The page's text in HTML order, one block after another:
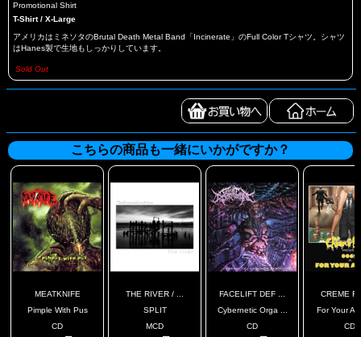
Promotional Shirt
T-Shirt / X-Large
アメリカはミネソタのBrutal Death Metal Band「Incinerate」のFull Color Tシャツ。シャツ
はHanes製で生地もしっかりしています。
Sold Out
こちらの商品も一緒にいかがですか？
MEATKNIFE
Pimple With Pus
CD
THE RIVER / ...
SPLIT
MCD
FACELIFT DEF ...
Cybernetic Orga ...
CD
CREME
For Your
CD